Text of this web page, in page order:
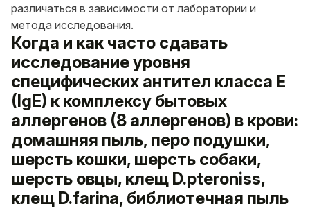
различаться в зависимости от лаборатории и
метода исследования.
Когда и как часто сдавать
исследование уровня
специфических антител класса E
(IgE) к комплексу бытовых
аллергенов (8 аллергенов) в крови:
домашняя пыль, перо подушки,
шерсть кошки, шерсть собаки,
шерсть овцы, клещ D.pteroniss,
клещ D.farina, библиотечная пыль